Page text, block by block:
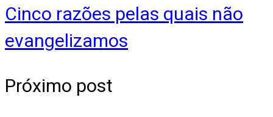
Cinco razões pelas quais não
evangelizamos
Próximo post